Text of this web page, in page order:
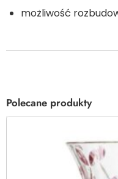
możliwość
Polecane produkty